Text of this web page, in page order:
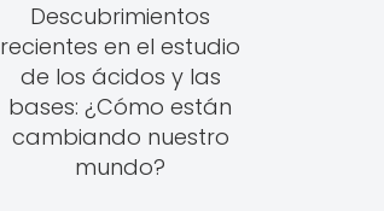
Descubrimientos
recientes en el estudio
de los ácidos y las
bases: ¿Cómo están
cambiando nuestro
mundo?